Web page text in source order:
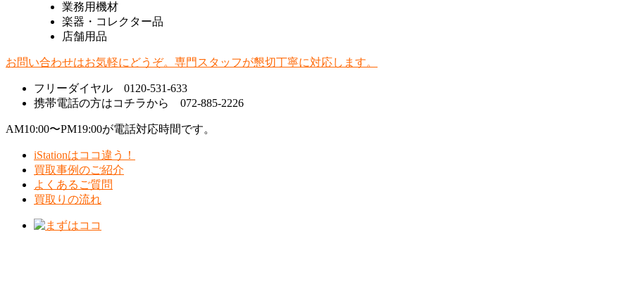
業務用機材
楽器・コレクター品
店舗用品
お問い合わせはお気軽にどうぞ。専門スタッフが懇切丁寧に対応します。
フリーダイヤル 0120-531-633
携帯電話の方はコチラから 072-885-2226
AM10:00〜PM19:00が電話対応時間です。
iStationはココ違う！
買取事例のご紹介
よくあるご質問
買取りの流れ